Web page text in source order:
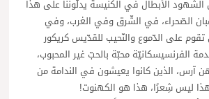
الأبطال في الكنيسة يدلّوننا على هذا
الصّحراء، في الشّرق وفي الغرب، وفي
تقوم على الدّموع والنّحيب للقدّيس كريكور
الفرنسيسكانيّة محبّة بالحبّ غير المحبوب،
آرس، الذين كانوا يعيشون في الندامة من
ليس شِعرًا، هذا هو الكهنوت!